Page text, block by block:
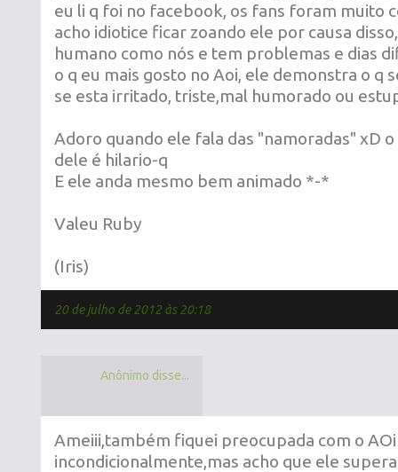
eu li q foi no facebook, os fans foram muito
acho idiotice ficar zoando ele por causa
humano como nós e tem problemas e dias
o q eu mais gosto no Aoi, ele demonstra o q
se esta irritado, triste,mal humorado ou
Adoro quando ele fala das "namoradas" xD
dele é hilario-q
E ele anda mesmo bem animado *-*
Valeu Ruby
(Iris)
20 de julho de 2012 às 20:18
Anônimo disse...
Ameiii,também fiquei preocupada com o
incondicionalmente,mas acho que ele